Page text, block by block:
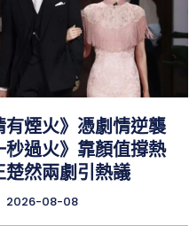
有煙火》憑劇情逆襲
秒過火》靠顏值撐熱
楚然兩劇引熱議
2026-08-08